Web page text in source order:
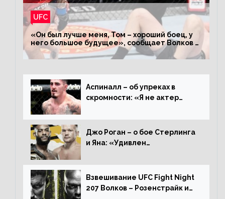
UFC
«Он был лучше меня, Том – хороший боец, у
него большое будущее», сообщает Волков –
о поражении Аспиналлу
Аспиналл – об упреках в
скромности: «Я не актер
дерьмо»
Джо Роган – о бое Стерлинга
и Яна: «Удивлен
Алджамейн определенно
выиграл»
Взвешивание UFC Fight Night
207 Волков – Розенстрайк и